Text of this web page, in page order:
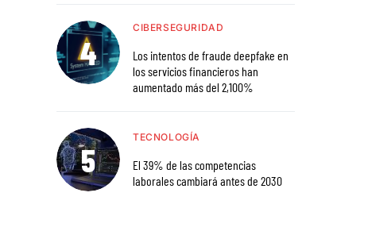
CIBERSEGURIDAD
Los intentos de fraude deepfake en
los servicios financieros han
aumentado más del 2,100%
TECNOLOGÍA
El 39% de las competencias
laborales cambiará antes de 2030